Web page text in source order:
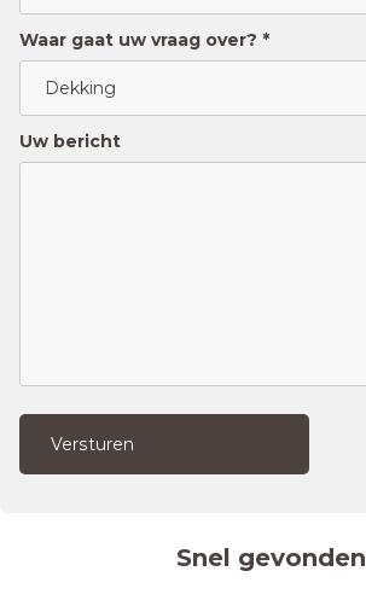
Waar gaat uw vraag over? *
Uw bericht
Versturen
Snel gevonden